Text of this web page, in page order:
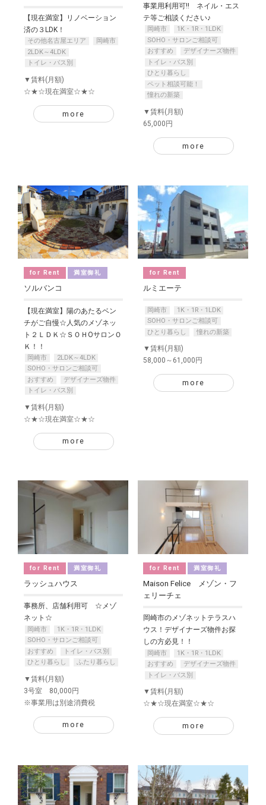
【現在満室】リノベーション
済の３LDK！
その他名古屋エリア
岡崎市
2LDK～4LDK
トイレ・バス別
▼賃料(月額)
☆★☆現在満室☆★☆
more
事業用利用可!! ネイル・エス
テ等ご相談ください♪
岡崎市
1K・1R・1LDK
SOHO・サロンご相談可
おすすめ
デザイナーズ物件
トイレ・バス別
ひとり暮らし
ペット相談可能！
憧れの新築
▼賃料(月額)
65,000円
more
for Rent 満室御礼
ソルバンコ
【現在満室】陽のあたるベン
チがご自慢☆人気のメゾネッ
ト２ＬＤＫ☆ＳＯＨOサロンＯ
Ｋ！！
岡崎市
2LDK～4LDK
SOHO・サロンご相談可
おすすめ
デザイナーズ物件
トイレ・バス別
▼賃料(月額)
☆★☆現在満室☆★☆
more
for Rent
ルミエーテ
岡崎市
1K・1R・1LDK
SOHO・サロンご相談可
ひとり暮らし
憧れの新築
▼賃料(月額)
58,000～61,000円
more
for Rent 満室御礼
ラッシュハウス
事務所、店舗利用可 ☆メゾ
ネット☆
岡崎市
1K・1R・1LDK
SOHO・サロンご相談可
おすすめ
トイレ・バス別
ひとり暮らし
ふたり暮らし
▼賃料(月額)
3号室 80,000円
※事業用は別途消費税
more
for Rent 満室御礼
Maison Felice メゾン・フ
ェリーチェ
岡崎市のメゾネットテラスハ
ウス！デザイナーズ物件お探
しの方必見！！
岡崎市
1K・1R・1LDK
おすすめ
デザイナーズ物件
トイレ・バス別
▼賃料(月額)
☆★☆現在満室☆★☆
more